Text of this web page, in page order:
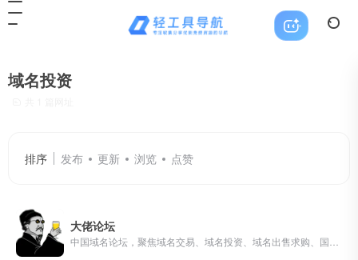
域名投资
排序 发布 更新 浏览 点赞
大佬论坛